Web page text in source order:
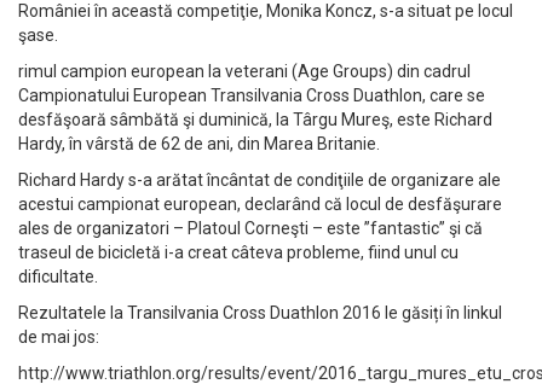
României în această competiţie, Monika Koncz, s-a situat pe locul
şase.
rimul campion european la veterani (Age Groups) din cadrul
Campionatului European Transilvania Cross Duathlon, care se
desfăşoară sâmbătă şi duminică, la Târgu Mureş, este Richard
Hardy, în vârstă de 62 de ani, din Marea Britanie.
Richard Hardy s-a arătat încântat de condiţiile de organizare ale
acestui campionat european, declarând că locul de desfăşurare
ales de organizatori – Platoul Corneşti – este ”fantastic” şi că
traseul de bicicletă i-a creat câteva probleme, fiind unul cu
dificultate.
Rezultatele la Transilvania Cross Duathlon 2016 le găsiți în linkul
de mai jos:
http://www.triathlon.org/results/event/